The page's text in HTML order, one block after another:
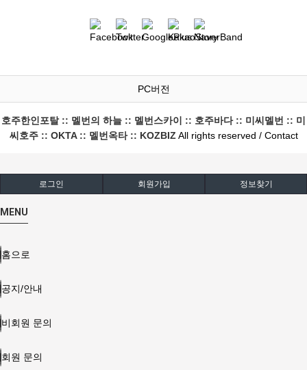
PC버전
호주한인포탈 :: 멜번의 하늘 :: 멜번스카이 :: 호주바다 :: 미씨멜번 :: 미
씨호주 :: OKTA :: 멜번옥타 :: KOZBIZ All rights reserved / Contact
로그인 회원가입 정보찾기
MENU
홈으로
공지/안내
비회원 문의
회원 문의